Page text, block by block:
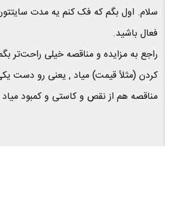
سلام. اول بگم که فک کنم یه مدت سایتتون
فعال باشید.
راجع به مزایده و مناقصه خیلی راحت‌تر
کردن (مثلاً قیمت) میاد , یعنی رو دست
مناقصه هم از نقص و کاستی و کمبود